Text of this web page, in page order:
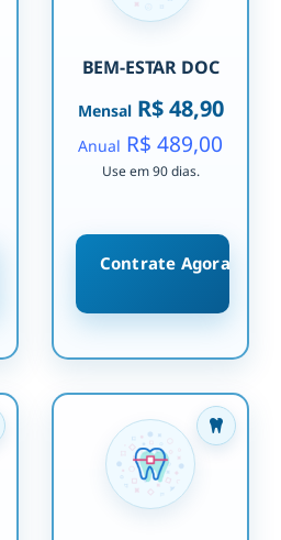
BEM-ESTAR DOC
MensalR$ 48,90
Anual R$ 489,00
Use em 90 dias.
Contrate Agora